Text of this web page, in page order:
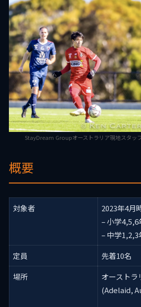
StayDream Groupオーストラリア現地スタッ
概要
対象者
2023年4月
– 小学4,5,6
– 中学1,2,3
定員
先着10名
場所
オーストラ
(Adelaid,